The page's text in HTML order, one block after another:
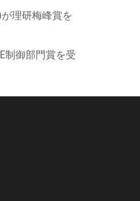
が理研梅峰賞を
制御部門賞を受